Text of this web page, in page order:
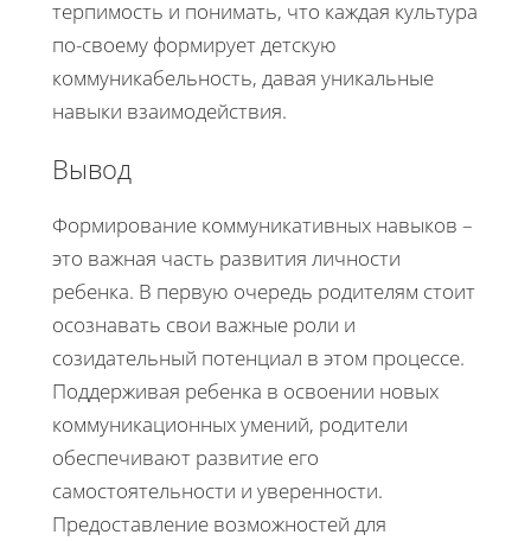
терпимость и понимать, что каждая культура
по-своему формирует детскую
коммуникабельность, давая уникальные
навыки взаимодействия.
Вывод
Формирование коммуникативных навыков –
это важная часть развития личности
ребенка. В первую очередь родителям стоит
осознавать свои важные роли и
созидательный потенциал в этом процессе.
Поддерживая ребенка в освоении новых
коммуникационных умений, родители
обеспечивают развитие его
самостоятельности и уверенности.
Предоставление возможностей для